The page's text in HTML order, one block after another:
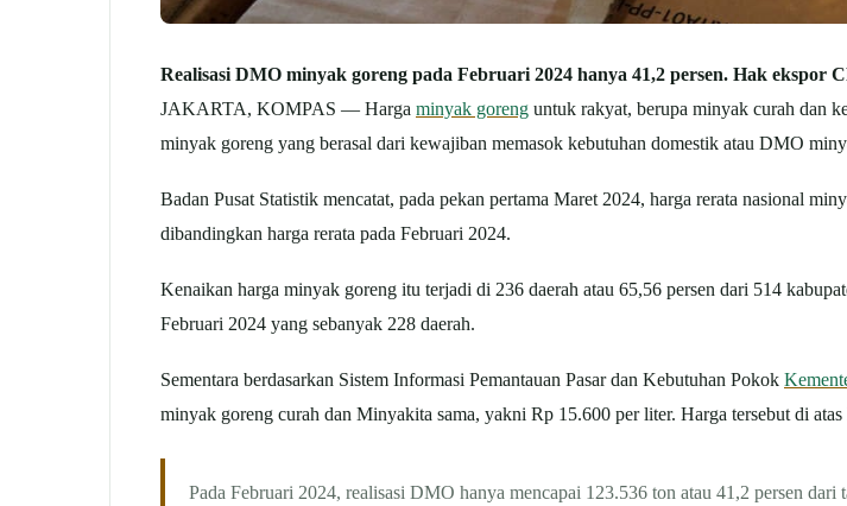
Realisasi DMO minyak goreng pada Februari 2024 hanya 41,2 persen. Hak ekspor
JAKARTA, KOMPAS — Harga minyak goreng untuk rakyat, berupa minyak curah dan
minyak goreng yang berasal dari kewajiban memasok kebutuhan domestik atau DMO
Badan Pusat Statistik mencatat, pada pekan pertama Maret 2024, harga rerata nasional
dibandingkan harga rerata pada Februari 2024.
Kenaikan harga minyak goreng itu terjadi di 236 daerah atau 65,56 persen dari 514
Februari 2024 yang sebanyak 228 daerah.
Sementara berdasarkan Sistem Informasi Pemantauan Pasar dan Kebutuhan Pokok
minyak goreng curah dan Minyakita sama, yakni Rp 15.600 per liter. Harga tersebut di
Pada Februari 2024, realisasi DMO hanya mencapai 123.536 ton atau 41,2 persen